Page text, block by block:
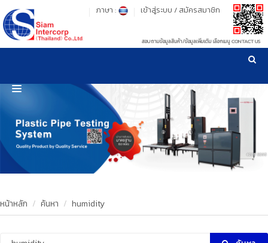
รู้ลึก รู้จริง เรื่องเครื่องมือทดสอบวัสดุ ! ยืน 1 เรื่องมาตรฐานการให้บริการ
เข้าสู่ระบบ / สมัครสมาชิก
ภาษา :
สอบถามข้อมูลสินค้า/ข้อมูลเพิ่มเติม เลือกเมนู CONTACT US
HOME
PRODUCT
OUR CLIENTS
OUR WORKS
หน้าหลัก ค้นหา humidity